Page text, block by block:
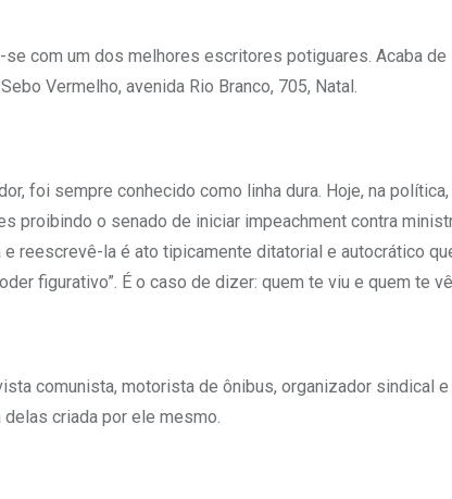
com um dos melhores escritores potiguares. Acaba de
Vermelho, avenida Rio Branco, 705, Natal.
foi sempre conhecido como linha dura. Hoje, na
proibindo o senado de iniciar impeachment contra
reescrevê-la é ato tipicamente ditatorial e autocrático
figurativo”. É o caso de dizer: quem te viu e quem te
comunista, motorista de ônibus, organizador sindical
criada por ele mesmo.